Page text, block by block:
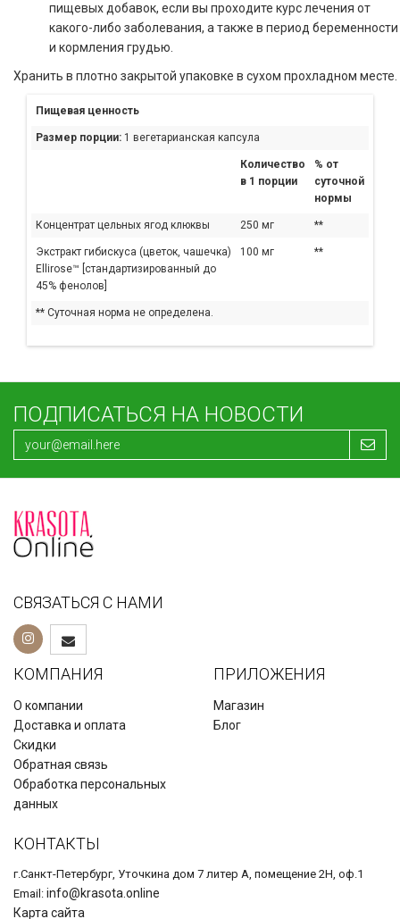
пищевых добавок, если вы проходите курс лечения от
какого-либо заболевания, а также в период беременности
и кормления грудью.
Хранить в плотно закрытой упаковке в сухом прохладном месте.
Пищевая ценность
Размер порции: 1 вегетарианская капсула
Количество
в 1 порции
% от
суточной
нормы
Концентрат цельных ягод клюквы 250 мг **
Экстракт гибискуса (цветок, чашечка)
Ellirose™ [стандартизированный до
45% фенолов]
100 мг **
** Суточная норма не определена.
ПОДПИСАТЬСЯ НА НОВОСТИ
СВЯЗАТЬСЯ С НАМИ
КОМПАНИЯ
О компании
Доставка и оплата
Скидки
Обратная связь
Обработка персональных
данных
ПРИЛОЖЕНИЯ
Магазин
Блог
КОНТАКТЫ
г.Санкт-Петербург, Уточкина дом 7 литер А, помещение 2Н, оф.1
Email: info@krasota.online
Карта сайта